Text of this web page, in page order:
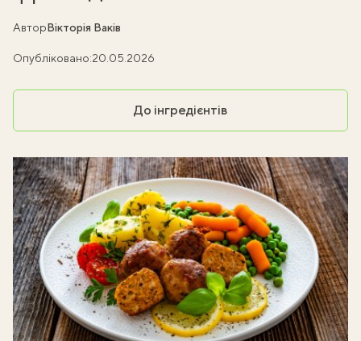
АвторВікторія Ваків
Опубліковано:20.05.2026
До інгредієнтів